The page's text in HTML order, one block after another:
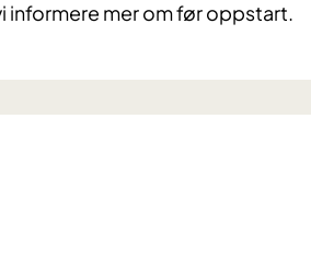
informere mer om før oppstart.